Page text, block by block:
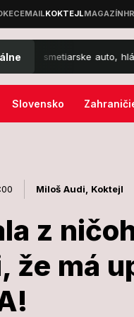
auto, hlásia
Slovensko
Miloš Audi, Koktejl
z
že má